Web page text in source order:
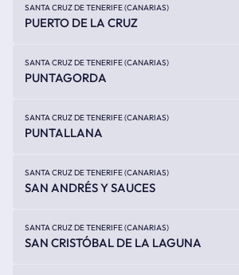
SANTA CRUZ DE TENERIFE (CANARIAS)
PUERTO DE LA CRUZ
SANTA CRUZ DE TENERIFE (CANARIAS)
PUNTAGORDA
SANTA CRUZ DE TENERIFE (CANARIAS)
PUNTALLANA
SANTA CRUZ DE TENERIFE (CANARIAS)
SAN ANDRÉS Y SAUCES
SANTA CRUZ DE TENERIFE (CANARIAS)
SAN CRISTÓBAL DE LA LAGUNA